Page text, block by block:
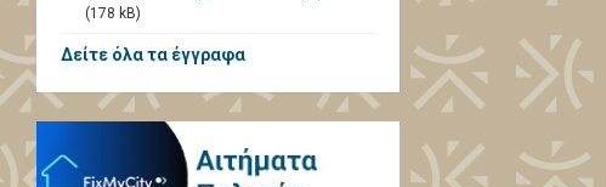
(178 kB)
Δείτε όλα τα έγγραφα